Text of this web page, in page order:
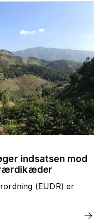
indsatsen mod
(EUDR) er